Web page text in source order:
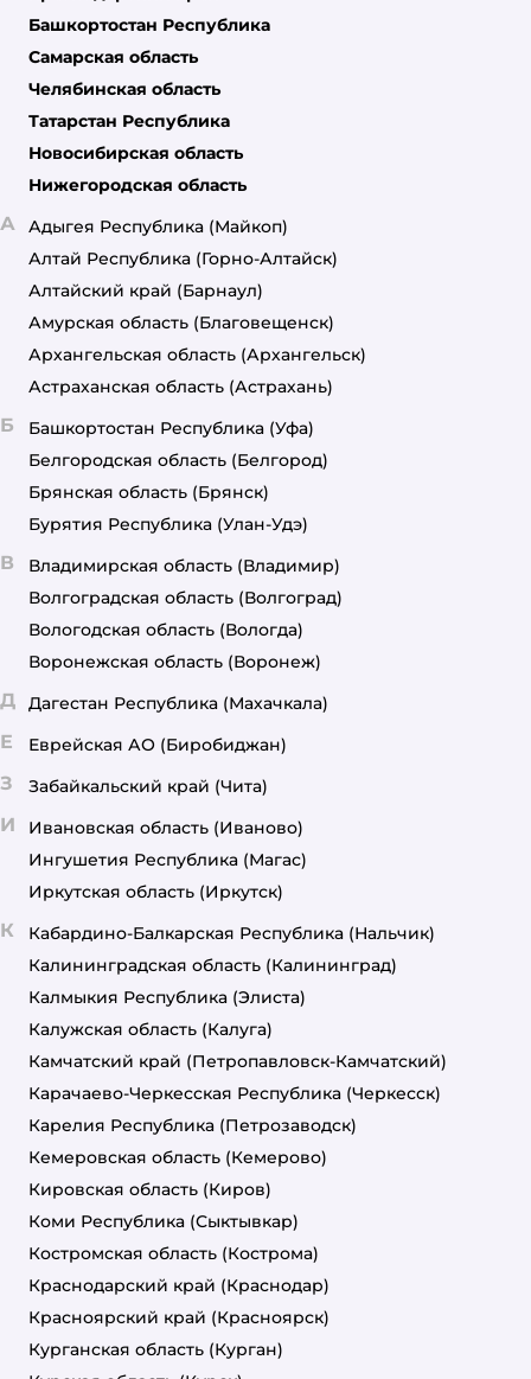
Башкортостан Республика
Самарская область
Челябинская область
Татарстан Республика
Новосибирская область
Нижегородская область
А Адыгея Республика (Майкоп)
Алтай Республика (Горно-Алтайск)
Алтайский край (Барнаул)
Амурская область (Благовещенск)
Архангельская область (Архангельск)
Астраханская область (Астрахань)
Б Башкортостан Республика (Уфа)
Белгородская область (Белгород)
Брянская область (Брянск)
Бурятия Республика (Улан-Удэ)
В Владимирская область (Владимир)
Волгоградская область (Волгоград)
Вологодская область (Вологда)
Воронежская область (Воронеж)
Д Дагестан Республика (Махачкала)
Е Еврейская АО (Биробиджан)
З Забайкальский край (Чита)
И Ивановская область (Иваново)
Ингушетия Республика (Магас)
Иркутская область (Иркутск)
К Кабардино-Балкарская Республика (Нальчик)
Калининградская область (Калининград)
Калмыкия Республика (Элиста)
Калужская область (Калуга)
Камчатский край (Петропавловск-Камчатский)
Карачаево-Черкесская Республика (Черкесск)
Карелия Республика (Петрозаводск)
Кемеровская область (Кемерово)
Кировская область (Киров)
Коми Республика (Сыктывкар)
Костромская область (Кострома)
Краснодарский край (Краснодар)
Красноярский край (Красноярск)
Курганская область (Курган)